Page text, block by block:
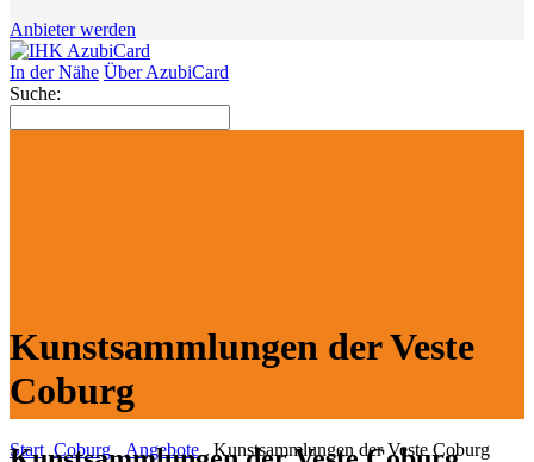
Anbieter werden
In der Nähe Über AzubiCard
Suche:
Kunstsammlungen der Veste
Coburg
Start Coburg Angebote Kunstsammlungen der Veste Coburg